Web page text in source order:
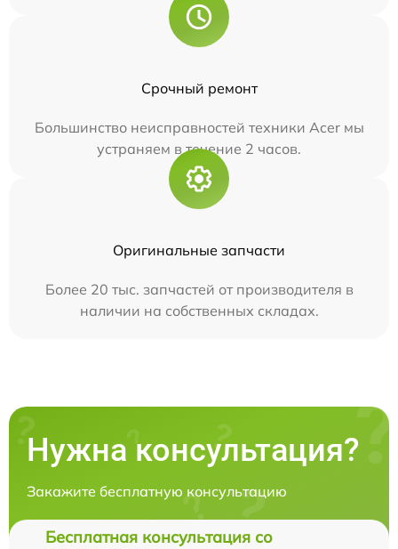
Срочный ремонт
Большинство неисправностей техники Acer мы
устраняем в течение 2 часов.
Оригинальные запчасти
Более 20 тыс. запчастей от производителя в
наличии на собственных складах.
Нужна консультация?
Закажите бесплатную консультацию
Бесплатная консультация со